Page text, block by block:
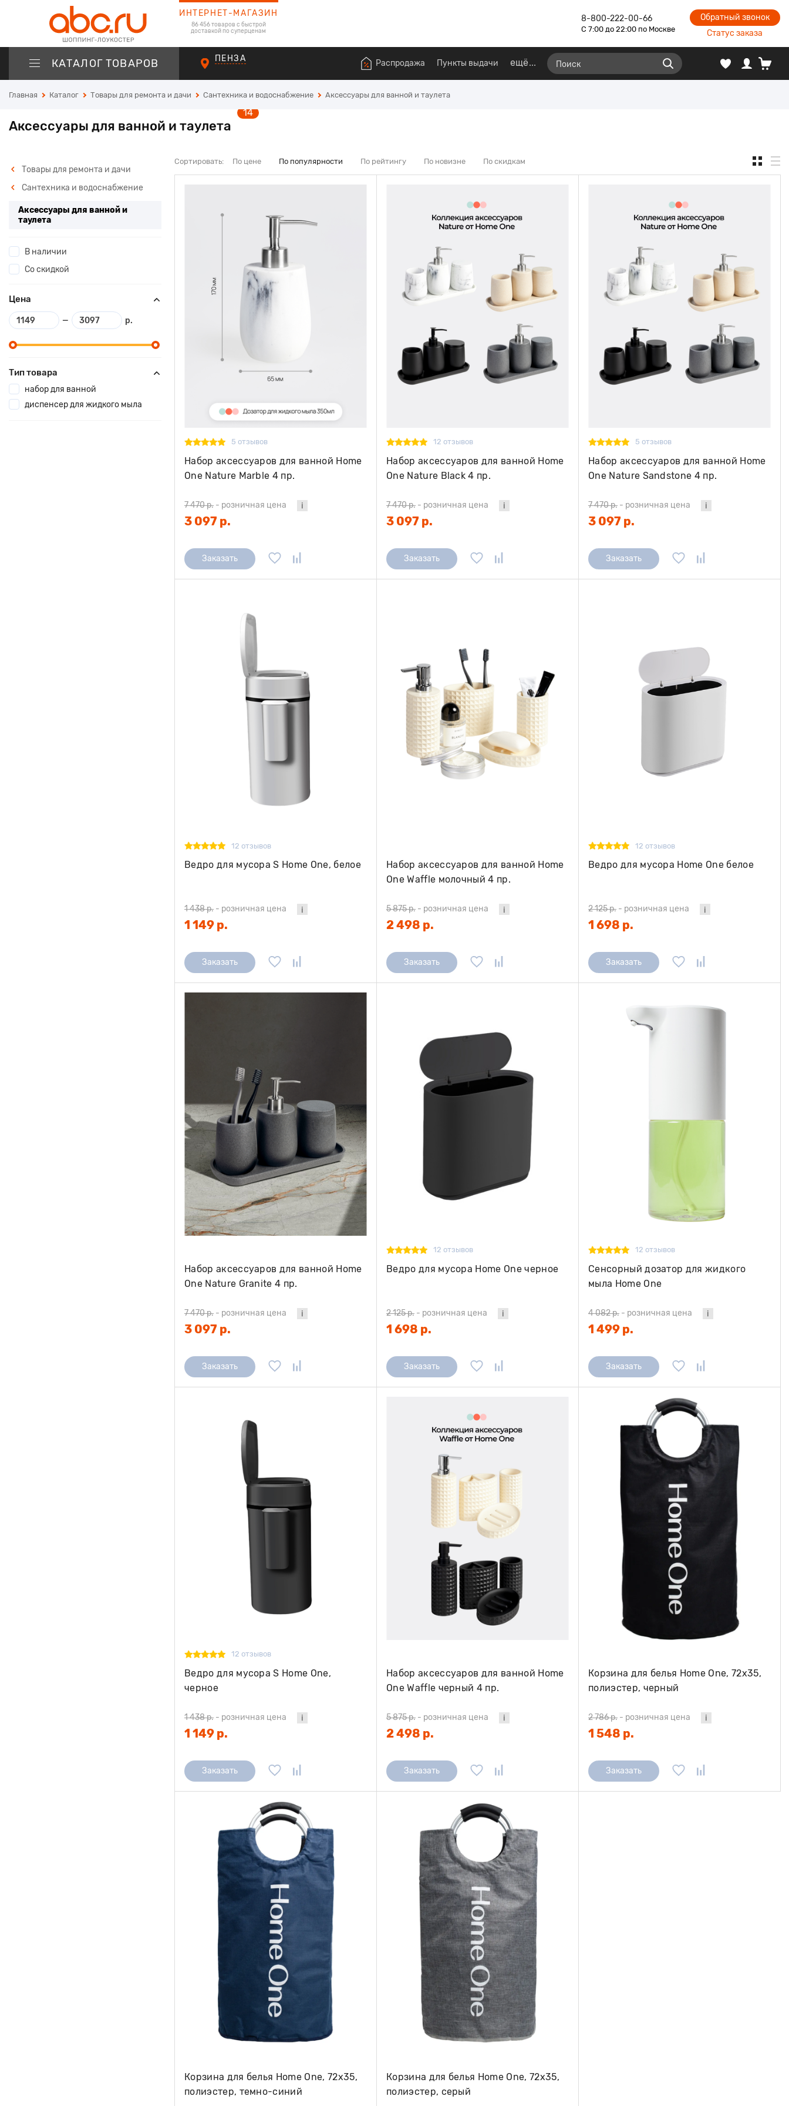
ИНТЕРНЕТ-МАГАЗИН
86 456 товаров с быстрой
доставкой по суперценам
8-800-222-00-66
С 7:00 до 22:00 по Москве
Обратный звонок
Статус заказа
КАТАЛОГ ТОВАРОВ ПЕНЗА Распродажа Пункты выдачи ещё
Главная Каталог Товары для ремонта и дачи Сантехника и водоснабжение Аксессуары для ванной и таулета
Аксессуары для ванной и таулета
14
Товары для ремонта и дачи
Сантехника и водоснабжение
Аксессуары для ванной и
таулета
В наличии
Со скидкой
Цена
— р.
Тип товара
набор для ванной
диспенсер для жидкого мыла
Сортировать: По цене По популярности По рейтингу По новизне По скидкам
5 отзывов
Набор аксессуаров для ванной Home
One Nature Marble 4 пр.
7 470 р. - розничная цена
3 097 р.
Заказать
12 отзывов
Набор аксессуаров для ванной Home
One Nature Black 4 пр.
7 470 р. - розничная цена
3 097 р.
Заказать
5 отзывов
Набор аксессуаров для ванной Home
One Nature Sandstone 4 пр.
7 470 р. - розничная цена
3 097 р.
Заказать
12 отзывов
Ведро для мусора S Home One, белое
1 438 р. - розничная цена
1 149 р.
Заказать
Набор аксессуаров для ванной Home
One Waffle молочный 4 пр.
5 875 р. - розничная цена
2 498 р.
Заказать
12 отзывов
Ведро для мусора Home One белое
2 125 р. - розничная цена
1 698 р.
Заказать
Набор аксессуаров для ванной Home
One Nature Granite 4 пр.
7 470 р. - розничная цена
3 097 р.
Заказать
12 отзывов
Ведро для мусора Home One черное
2 125 р. - розничная цена
1 698 р.
Заказать
12 отзывов
Сенсорный дозатор для жидкого
мыла Home One
4 082 р. - розничная цена
1 499 р.
Заказать
12 отзывов
Ведро для мусора S Home One,
черное
1 438 р. - розничная цена
1 149 р.
Заказать
Набор аксессуаров для ванной Home
One Waffle черный 4 пр.
5 875 р. - розничная цена
2 498 р.
Заказать
Корзина для белья Home One, 72х35,
полиэстер, черный
2 786 р. - розничная цена
1 548 р.
Заказать
Корзина для белья Home One, 72х35,
полиэстер, темно-синий
Корзина для белья Home One, 72х35,
полиэстер, серый